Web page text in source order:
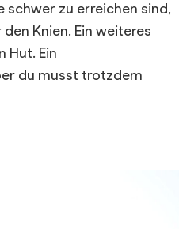
zu erreichen sind,
Knien. Ein weiteres
Hut. Ein
du musst trotzdem